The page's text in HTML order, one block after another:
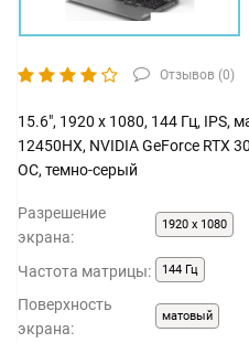
Отзывов (0)
15.6", 1920 x 1080, 144 Гц, IPS,
12450HX, NVIDIA GeForce RTX
ОС, темно-серый
Разрешение
экрана:
1920 x 1080
Частота матрицы: 144 Гц
Поверхность
экрана:
матовый